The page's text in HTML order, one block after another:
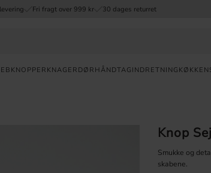
Fri fragt over 999 kr 30 dages returret
KNOPPER KNAGER DØRHÅNDTAG INDRETNING
Knop
Smukke og
skabene.
HURTIG
LEVERING